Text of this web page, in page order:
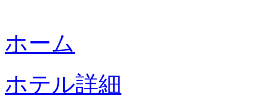
ホーム
ホテル詳細